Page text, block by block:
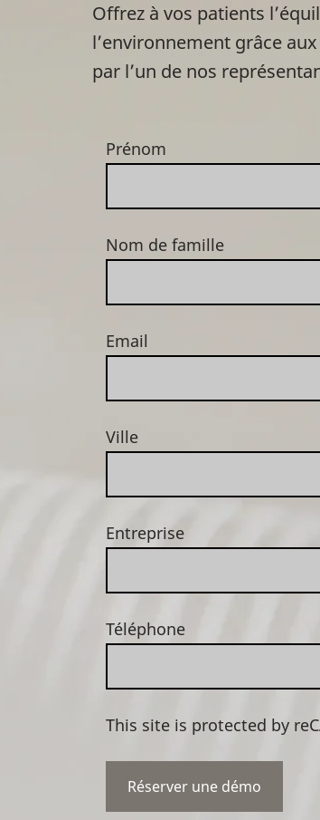
Offrez à vos patients
l’environnement grâce
par l’un de nos
Prénom
Nom de famille
Email
Ville
Entreprise
Téléphone
This site is protected by